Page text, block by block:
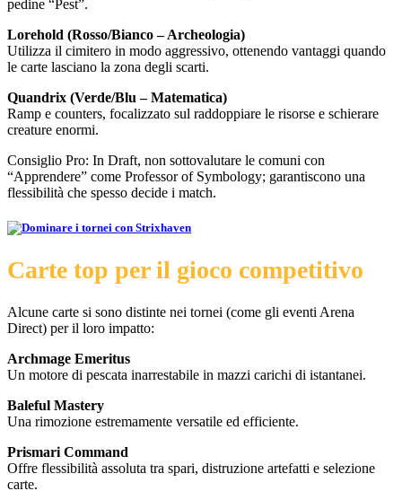
pedine “Pest”.
Lorehold (Rosso/Bianco – Archeologia)
Utilizza il cimitero in modo aggressivo, ottenendo vantaggi quando
le carte lasciano la zona degli scarti.
Quandrix (Verde/Blu – Matematica)
Ramp e counters, focalizzato sul raddoppiare le risorse e schierare
creature enormi.
Consiglio Pro: In Draft, non sottovalutare le comuni con
“Apprendere” come Professor of Symbology; garantiscono una
flessibilità che spesso decide i match.
Carte top peril gioco competitivo
Alcune carte si sono distinte nei tornei (come gli eventi Arena
Direct) per il loro impatto:
Archmage Emeritus
Un motore di pescata inarrestabile in mazzi carichi di istantanei.
Baleful Mastery
Una rimozione estremamente versatile ed efficiente.
Prismari Command
Offre flessibilità assoluta tra spari, distruzione artefatti e selezione
carte.